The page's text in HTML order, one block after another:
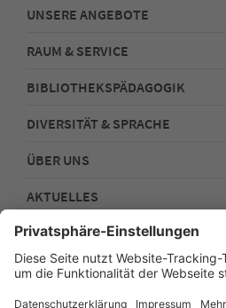
UNSERE ANGEBOTE
RAUM & SERVICE
BIBLIOTHEKSPÄDAGOGIK
DIVERSITÄT & SPRACHE
ÜBER UNS
AKTUELLES
FOLGEN SIE UNS!
Impressum
Datenschutz